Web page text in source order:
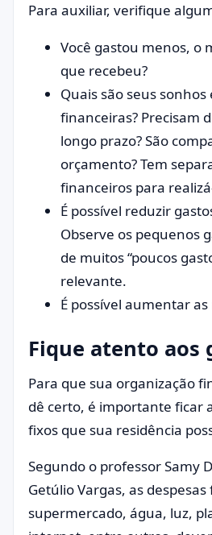
Para auxiliar, verifique
Você gastou menos, o
que recebeu?
Quais são seus
financeiras? Precisam
longo prazo? São
orçamento? Tem
financeiros para
É possível reduzir
Observe os pequenos
de muitos “poucos
relevante.
É possível aumentar as
Fique atento aos
Para que sua organização
dê certo, é importante ficar
fixos que sua residência
Segundo o professor Samy
Getúlio Vargas, as
supermercado, água, luz,